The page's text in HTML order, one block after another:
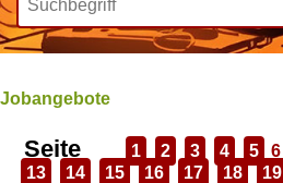
Wir bieten
Jobangebote
Seite 1 2 3 4 5 6
13
14 15 16 17 18 19